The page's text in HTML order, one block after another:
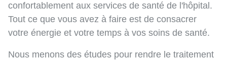
confortablement aux services de santé de l'hôpital.
Tout ce que vous avez à faire est de consacrer
votre énergie et votre temps à vos soins de santé.
Nous menons des études pour rendre le traitement